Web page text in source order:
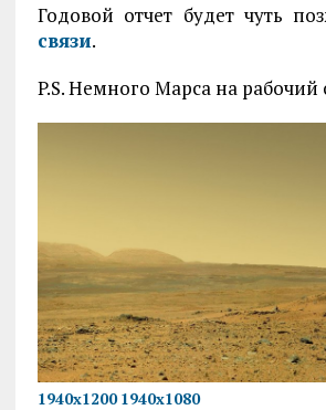
Годовой отчет будет чуть
связи.
P.S. Немного Марса на рабочий
1940х1200 1940х1080